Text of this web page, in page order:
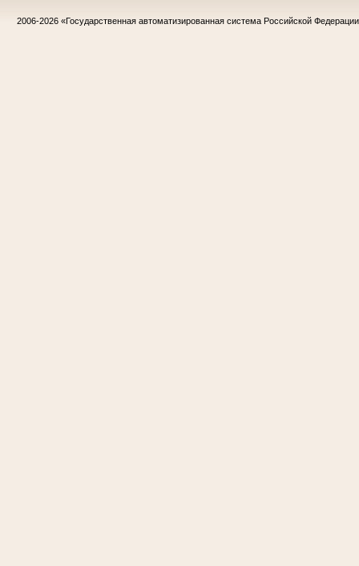
2006-2026 «Государственная автоматизированная система Российской